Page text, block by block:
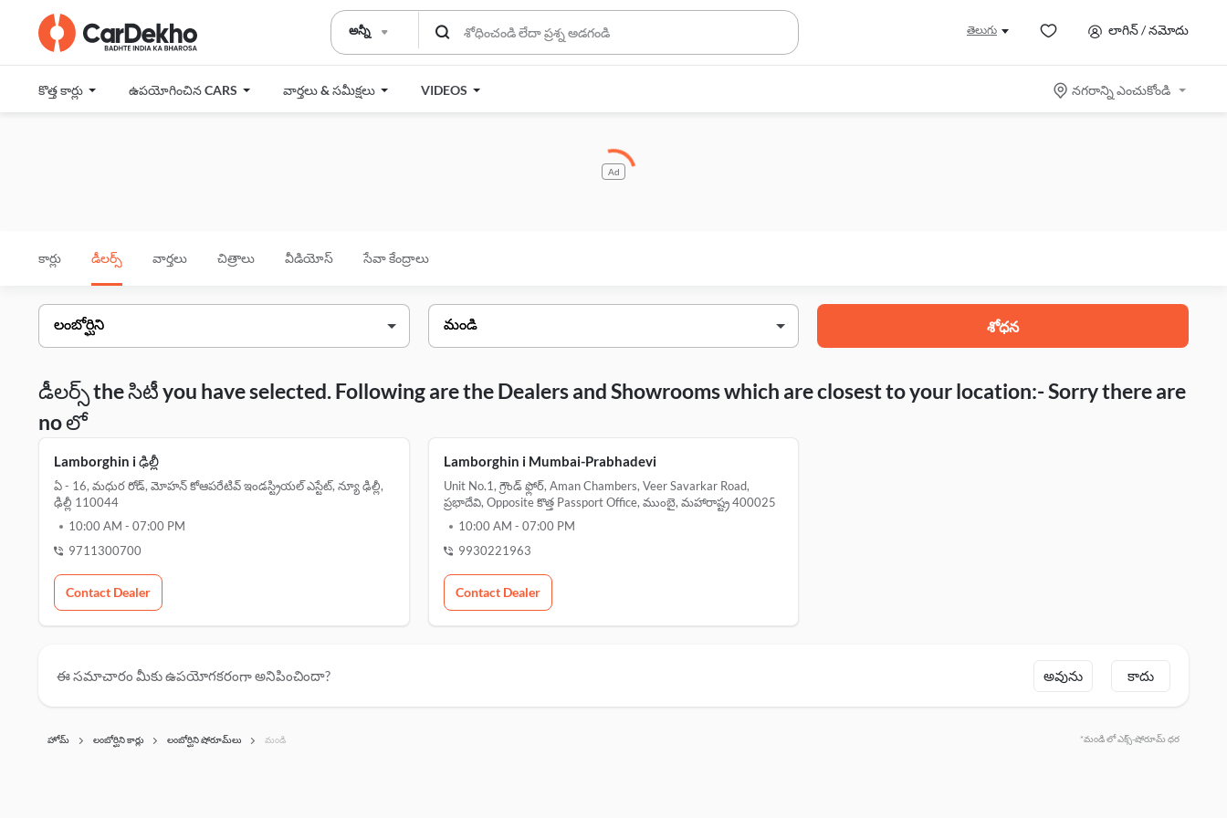
అన్నీ తెలుగు లాగిన్ / నమోదు
కొత్త కార్లు ఉపయోగించిన CARS వార్తలు & సమీక్షలు VIDEOS నగరాన్ని ఎంచుకోండి
Ad
కార్లు డీలర్స్ వార్తలు చిత్రాలు వీడియోస్ సేవా కేంద్రాలు
శోధన
డీలర్స్ the సిటీ you have selected. Following are the Dealers and Showrooms which are closest to your location:- Sorry there are
no లో
Lamborghin i ఢిల్లీ
ఏ - 16, మధుర రోడ్, మోహన్ కోఆపరేటివ్ ఇండస్ట్రియల్ ఎస్టేట్, న్యూ ఢిల్లీ,
ఢిల్లీ 110044
10:00 AM - 07:00 PM
9711300700
Contact Dealer
Lamborghin i Mumbai-Prabhadevi
Unit No.1, గ్రౌండ్ ఫ్లోర్, Aman Chambers, Veer Savarkar Road,
ప్రభాదేవి, Opposite కొత్త Passport Office, ముంబై, మహారాష్ట్ర 400025
10:00 AM - 07:00 PM
9930221963
Contact Dealer
ఈ సమాచారం మీకు ఉపయోగకరంగా అనిపించిందా? అవును కాదు
హోమ్ లంబోర్ఘిని కార్లు లంబోర్ఘిని షోరూమ్‌లు మండి *మండి లో ఎక్స్-షోరూమ్ ధర